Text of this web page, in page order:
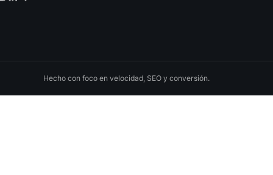
Hecho con foco en velocidad, SEO y conversión.